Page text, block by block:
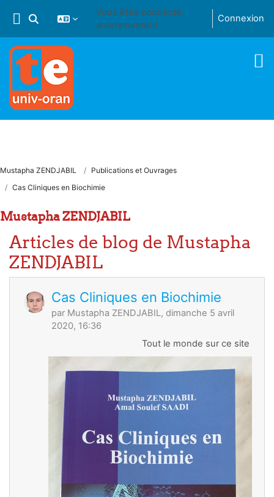
Activer/désactiver la saisie de recherche
Vous êtes connecté
anonymement
Connexion
Mustapha ZENDJABIL
Publications et Ouvrages
Cas Cliniques en Biochimie
Mustapha ZENDJABIL
Articles de blog de Mustapha
ZENDJABIL
Cas Cliniques en Biochimie
par Mustapha ZENDJABIL , dimanche 5 avril
2020, 16:36
Tout le monde sur ce site